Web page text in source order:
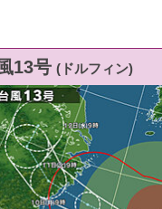
13号 (ドルフィン)